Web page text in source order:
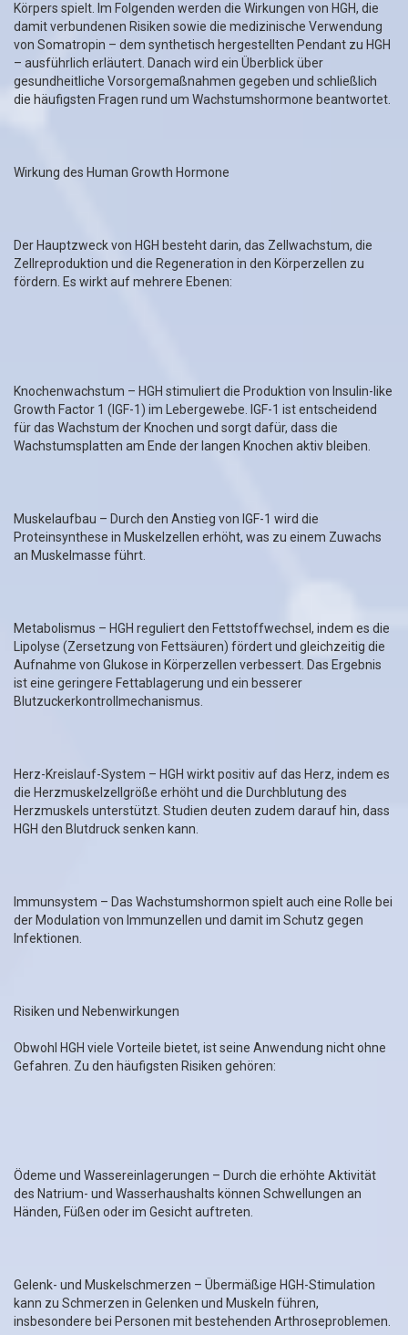
Körpers spielt. Im Folgenden werden die Wirkungen von HGH, die
damit verbundenen Risiken sowie die medizinische Verwendung
von Somatropin – dem synthetisch hergestellten Pendant zu HGH
– ausführlich erläutert. Danach wird ein Überblick über
gesundheitliche Vorsorgemaßnahmen gegeben und schließlich
die häufigsten Fragen rund um Wachstumshormone beantwortet.
Wirkung des Human Growth Hormone
Der Hauptzweck von HGH besteht darin, das Zellwachstum, die
Zellreproduktion und die Regeneration in den Körperzellen zu
fördern. Es wirkt auf mehrere Ebenen:
Knochenwachstum – HGH stimuliert die Produktion von Insulin-like
Growth Factor 1 (IGF-1) im Lebergewebe. IGF-1 ist entscheidend
für das Wachstum der Knochen und sorgt dafür, dass die
Wachstumsplatten am Ende der langen Knochen aktiv bleiben.
Muskelaufbau – Durch den Anstieg von IGF-1 wird die
Proteinsynthese in Muskelzellen erhöht, was zu einem Zuwachs
an Muskelmasse führt.
Metabolismus – HGH reguliert den Fettstoffwechsel, indem es die
Lipolyse (Zersetzung von Fettsäuren) fördert und gleichzeitig die
Aufnahme von Glukose in Körperzellen verbessert. Das Ergebnis
ist eine geringere Fettablagerung und ein besserer
Blutzuckerkontrollmechanismus.
Herz-Kreislauf-System – HGH wirkt positiv auf das Herz, indem es
die Herzmuskelzellgröße erhöht und die Durchblutung des
Herzmuskels unterstützt. Studien deuten zudem darauf hin, dass
HGH den Blutdruck senken kann.
Immunsystem – Das Wachstumshormon spielt auch eine Rolle bei
der Modulation von Immunzellen und damit im Schutz gegen
Infektionen.
Risiken und Nebenwirkungen
Obwohl HGH viele Vorteile bietet, ist seine Anwendung nicht ohne
Gefahren. Zu den häufigsten Risiken gehören:
Ödeme und Wassereinlagerungen – Durch die erhöhte Aktivität
des Natrium- und Wasserhaushalts können Schwellungen an
Händen, Füßen oder im Gesicht auftreten.
Gelenk- und Muskelschmerzen – Übermäßige HGH-Stimulation
kann zu Schmerzen in Gelenken und Muskeln führen,
insbesondere bei Personen mit bestehenden Arthroseproblemen.